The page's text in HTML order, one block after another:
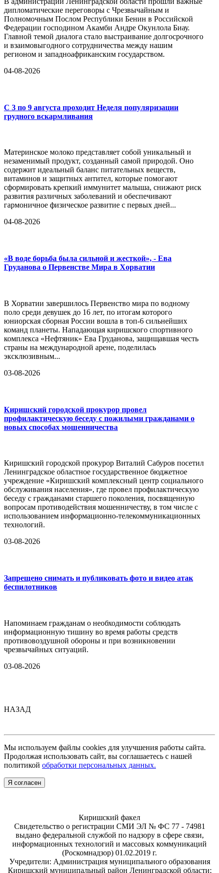
дипломатические переговоры с Чрезвычайным и
Полномочным Послом Республики Бенин в Российской
Федерации господином Акамби Андре Окунлола Биау.
Главной темой диалога стало выстраивание долгосрочного
и взаимовыгодного сотрудничества между нашим
регионом и западноафриканским государством.
04-08-2026
С 3 по 9 августа проходит Неделя популяризации
грудного вскармливания
Материнское молоко представляет собой уникальный и
незаменимый продукт, созданный самой природой. Оно
содержит идеальный баланс питательных веществ,
витаминов и защитных антител, которые помогают
сформировать крепкий иммунитет малыша, снижают риск
развития различных заболеваний и обеспечивают
гармоничное физическое развитие с первых дней...
04-08-2026
«В воде борьба была сильной и жесткой», - Ева
Груданова о Первенстве Мира в Хорватии
В Хорватии завершилось Первенство мира по водному
поло среди девушек до 16 лет, по итогам которого
юниорская сборная России вошла в топ-6 сильнейших
команд планеты. Нападающая киришского спортивного
комплекса «Нефтяник» Ева Груданова, защищавшая честь
страны на международной арене, поделилась
эксклюзивным...
03-08-2026
Киришский городской прокурор провел
профилактическую беседу с пожилыми гражданами о
новых способах мошенничества
Киришский городской прокурор Виталий Сабуров посетил
Ленинградское областное государственное бюджетное
учреждение «Киришский комплексный центр социального
обслуживания населения», где провел профилактическую
беседу с гражданами старшего поколения, посвященную
вопросам противодействия мошенничеству, в том числе с
использованием информационно-телекоммуникационных
технологий.
03-08-2026
Запрещено снимать и публиковать фото и видео атак
беспилотников
Напоминаем гражданам о необходимости соблюдать
информационную тишину во время работы средств
противовоздушной обороны и при возникновении
чрезвычайных ситуаций.
03-08-2026
НАЗАД
Мы используем файлы cookies для улучшения работы сайта.
Продолжая использовать сайт, вы соглашаетесь с нашей
политикой обработки персональных данных.
Я согласен
Киришский факел
Свидетельство о регистрации СМИ ЭЛ № ФС 77 - 74981
выдано федеральной службой по надзору в сфере связи,
информационных технологий и массовых коммуникаций
(Роскомнадзор) 01.02.2019 г.
Учредители: Администрация муниципального образования
Киришский муниципальный район Ленинградской области;